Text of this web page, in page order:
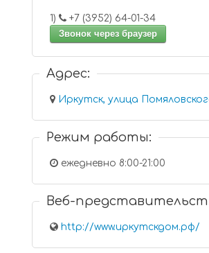
1)
+7 (3952) 64-01-34
Звонок через браузер
Адрес:
Иркутск, улица
Режим работы:
ежедневно 8:00-21:00
Веб-
http://www.иркутскдом.рф/